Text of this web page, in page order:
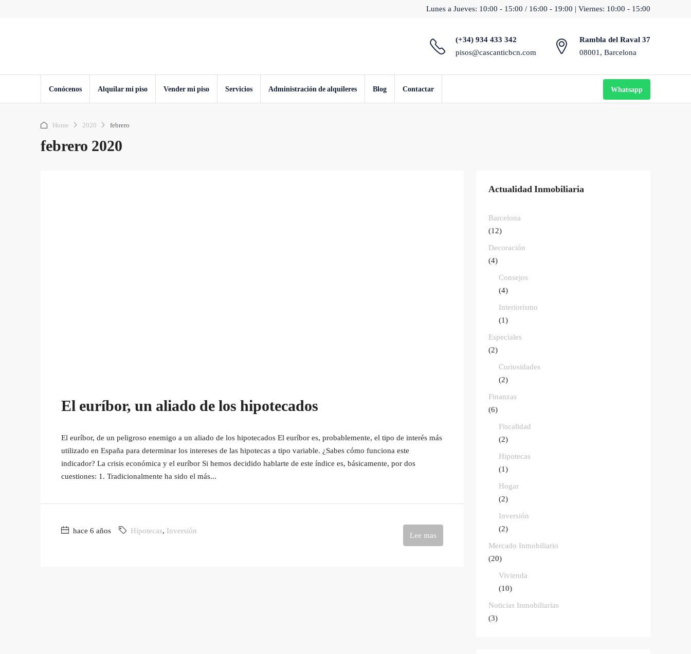
Lunes a Jueves: 10:00 - 15:00 / 16:00 - 19:00 | Viernes: 10:00 - 15:00
(+34) 934 433 342
pisos@cascanticbcn.com
Rambla del Raval 37
08001, Barcelona
Conócenos Alquilar mi piso Vender mi piso Servicios Administración de alquileres Blog Contactar Whatsapp
Home 2020 febrero
febrero 2020
El euríbor, un aliado de los hipotecados
El euríbor, de un peligroso enemigo a un aliado de los hipotecados El euríbor es, probablemente, el tipo de interés más
utilizado en España para determinar los intereses de las hipotecas a tipo variable. ¿Sabes cómo funciona este
indicador? La crisis económica y el euríbor Si hemos decidido hablarte de este índice es, básicamente, por dos
cuestiones: 1. Tradicionalmente ha sido el más...
hace 6 años Hipotecas, Inversión Lee mas
Actualidad Inmobiliaria
Barcelona
(12)
Decoración
(4)
Consejos
(4)
Interiorismo
(1)
Especiales
(2)
Curiosidades
(2)
Finanzas
(6)
Fiscalidad
(2)
Hipotecas
(1)
Hogar
(2)
Inversión
(2)
Mercado Inmobiliario
(20)
Vivienda
(10)
Noticias Inmobiliarias
(3)